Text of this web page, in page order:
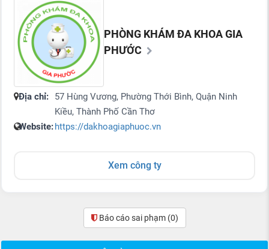
PHÒNG KHÁM ĐA KHOA GIA
PHƯỚC
Địa chỉ:
57 Hùng Vương, Phường Thới Bình, Quận Ninh
Kiều, Thành Phố Cần Thơ
Website:https://dakhoagiaphuoc.vn
Xem công ty
Báo cáo sai phạm (0)